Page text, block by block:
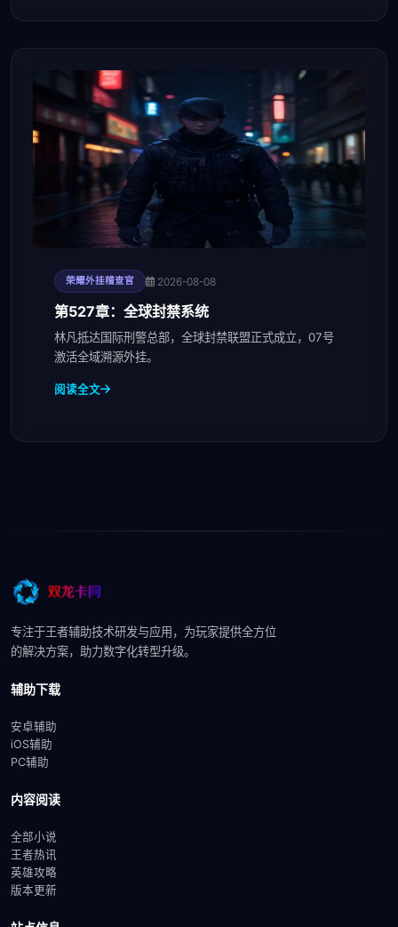
荣耀外挂稽查官 2026-08-08
第527章：全球封禁系统
林凡抵达国际刑警总部，全球封禁联盟正式成立，07号
激活全域溯源外挂。
阅读全文
专注于王者辅助技术研发与应用，为玩家提供全方位
的解决方案，助力数字化转型升级。
辅助下载
安卓辅助
iOS辅助
PC辅助
内容阅读
全部小说
王者热讯
英雄攻略
版本更新